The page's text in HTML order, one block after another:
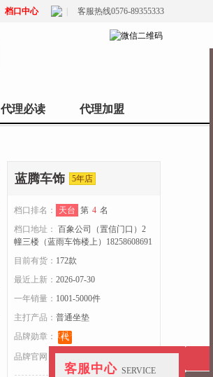
档口中心 客服热线0576-89355333
代理必读 代理加盟
蓝腾车饰 5年店
档口排名： 天台 第 4 名
档口地址： 百象公司（置信门口）2
幢三楼（蓝雨车饰楼上）18258608691
目前有货： 172款
最近上新： 2026-07-30
一年销量： 1001-5000件
主打产品： 普通坐垫
品牌勋章：
代
品牌官网：xlcscp.yunchepin.cn
客服中心 SERVICE
收起>>